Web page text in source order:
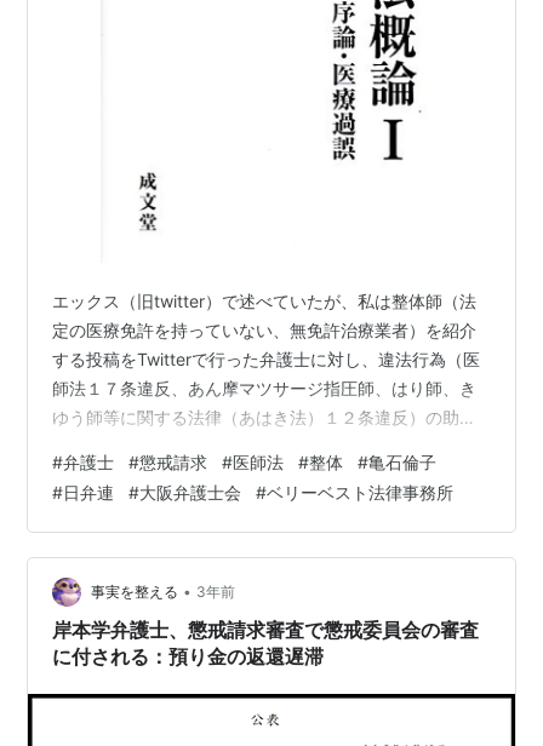
エックス（旧twitter）で述べていたが、私は整体師（法
定の医療免許を持っていない、無免許治療業者）を紹介
する投稿をTwitterで行った弁護士に対し、違法行為（医
師法１７条違反、あん摩マツサージ指圧師、はり師、き
ゆう師等に関する法律（あはき法）１２条違反）の助長
請求を行なった。 https://www.osakaben.or.jp/01-
aboutus/claim/chokai/index.php 令和４年８月、大阪弁
護士会は請求を棄却。 そのため私は同年１０月に日弁連
綱紀委員会に異議申出行う。 令和５年４月、日弁連綱紀
委員会は異議申出を棄…
#弁護士 #懲戒請求 #医師法 #整体 #亀石倫子
#日弁連 #大阪弁護士会 #ベリーベスト法律事務所
事実を整える • 3年前
岸本学弁護士、懲戒請求審査で懲戒委員会の審査
に付される：預り金の返還遅滞